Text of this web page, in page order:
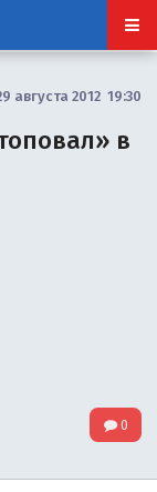
августа 2012 19:30
в
0